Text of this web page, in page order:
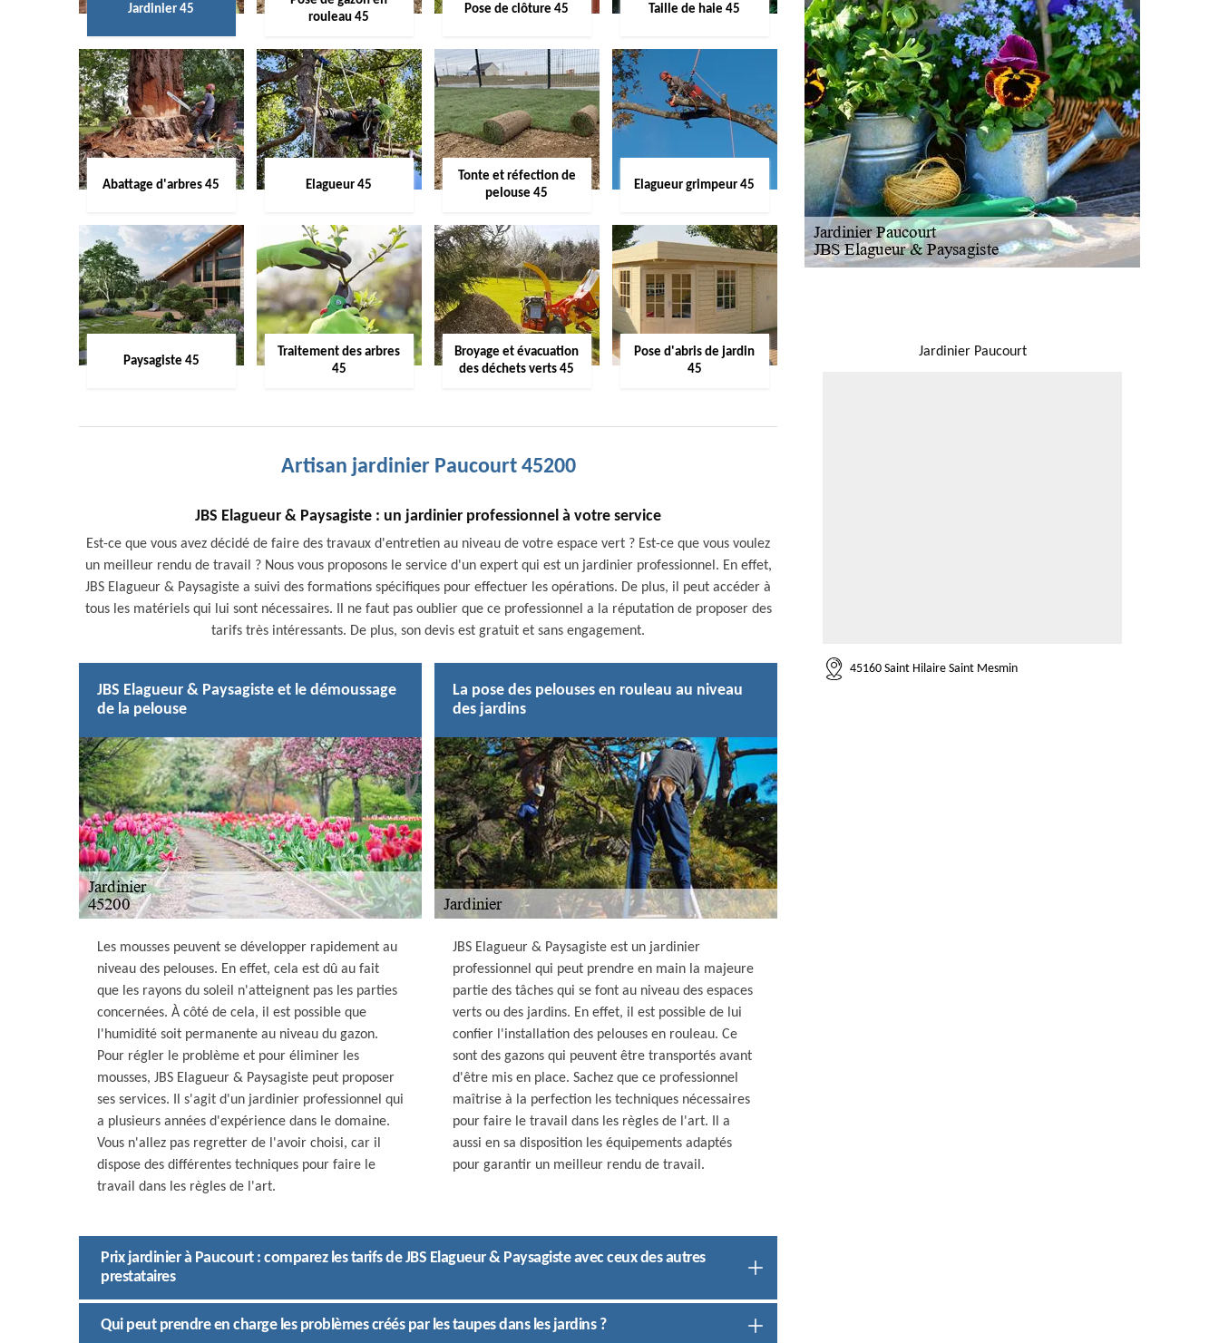
Jardinier 45
rouleau 45
Pose de clôture 45 Taille de haie 45
Abattage d'arbres 45 Elagueur 45
Tonte et réfection de
pelouse 45
Elagueur grimpeur 45
Paysagiste 45
Traitement des arbres
45
Broyage et évacuation
des déchets verts 45
Pose d'abris de jardin
45
Artisan jardinier Paucourt 45200
JBS Elagueur & Paysagiste : un jardinier professionnel à votre service
Est-ce que vous avez décidé de faire des travaux d'entretien au niveau de votre espace vert ? Est-ce que vous voulez
un meilleur rendu de travail ? Nous vous proposons le service d'un expert qui est un jardinier professionnel. En effet,
JBS Elagueur & Paysagiste a suivi des formations spécifiques pour effectuer les opérations. De plus, il peut accéder à
tous les matériels qui lui sont nécessaires. Il ne faut pas oublier que ce professionnel a la réputation de proposer des
tarifs très intéressants. De plus, son devis est gratuit et sans engagement.
JBS Elagueur & Paysagiste et le démoussage
de la pelouse
Les mousses peuvent se développer rapidement au
niveau des pelouses. En effet, cela est dû au fait
que les rayons du soleil n'atteignent pas les parties
concernées. À côté de cela, il est possible que
l'humidité soit permanente au niveau du gazon.
Pour régler le problème et pour éliminer les
mousses, JBS Elagueur & Paysagiste peut proposer
ses services. Il s'agit d'un jardinier professionnel qui
a plusieurs années d'expérience dans le domaine.
Vous n'allez pas regretter de l'avoir choisi, car il
dispose des différentes techniques pour faire le
travail dans les règles de l'art.
La pose des pelouses en rouleau au niveau
des jardins
JBS Elagueur & Paysagiste est un jardinier
professionnel qui peut prendre en main la majeure
partie des tâches qui se font au niveau des espaces
verts ou des jardins. En effet, il est possible de lui
confier l'installation des pelouses en rouleau. Ce
sont des gazons qui peuvent être transportés avant
d'être mis en place. Sachez que ce professionnel
maîtrise à la perfection les techniques nécessaires
pour faire le travail dans les règles de l'art. Il a
aussi en sa disposition les équipements adaptés
pour garantir un meilleur rendu de travail.
Prix jardinier à Paucourt : comparez les tarifs de JBS Elagueur & Paysagiste avec ceux des autres
prestataires
Qui peut prendre en charge les problèmes créés par les taupes dans les jardins ?
Jardinier Paucourt
45160 Saint Hilaire Saint Mesmin